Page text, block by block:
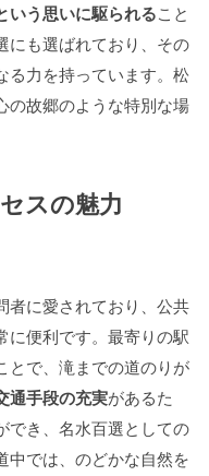
いう思いに駆られること
にも選ばれており、その
る力を持っています。松
の故郷のような特別な場
スの魅力
者に愛されており、公共
に便利です。最寄りの駅
とで、滝までの道のりが
通手段の充実があるた
でき、名水百選としての
中では、のどかな自然を